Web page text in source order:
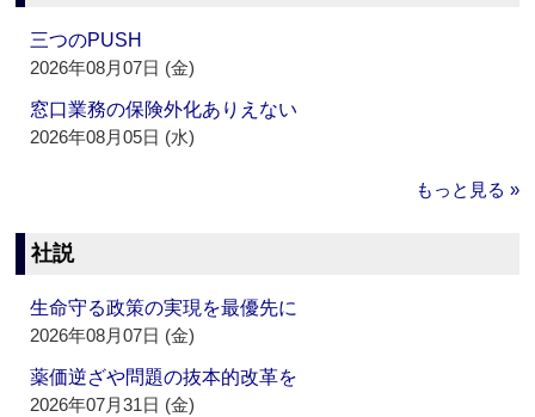
三つのPUSH
2026年08月07日 (金)
窓口業務の保険外化ありえない
2026年08月05日 (水)
もっと見る »
社説
生命守る政策の実現を最優先に
2026年08月07日 (金)
薬価逆ざや問題の抜本的改革を
2026年07月31日 (金)